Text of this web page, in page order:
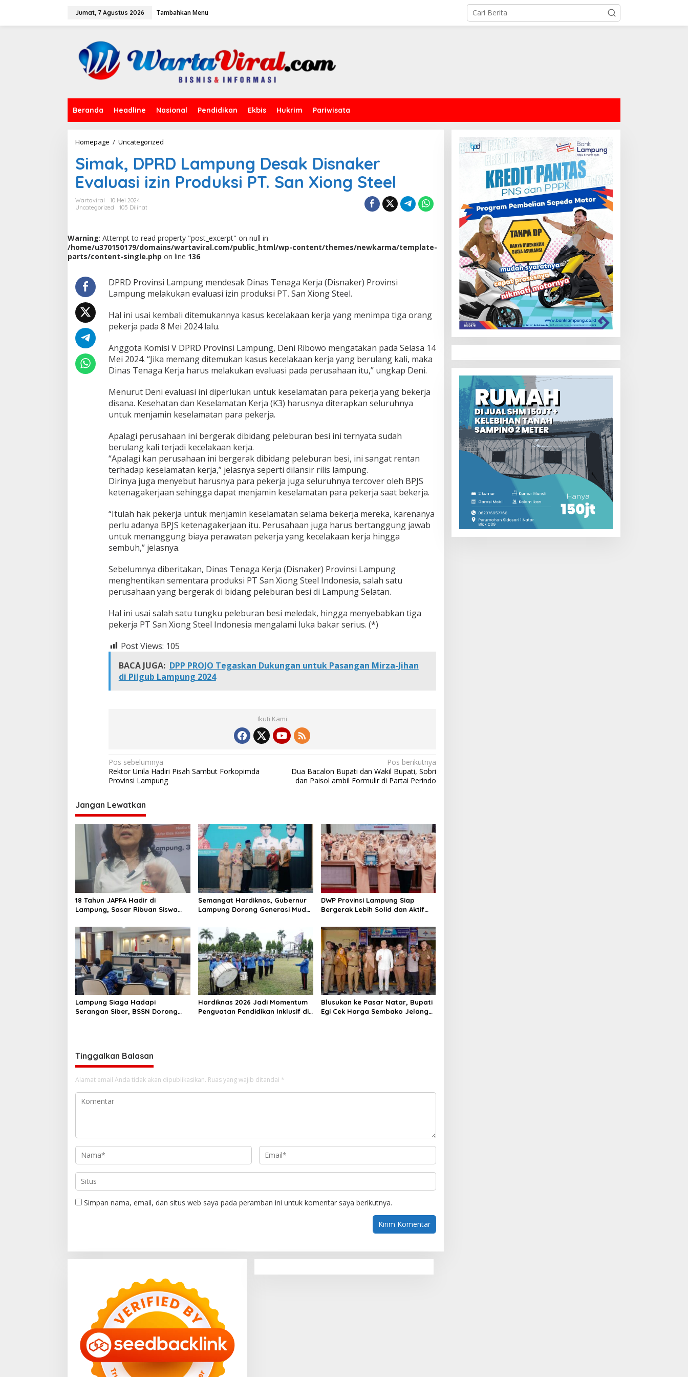
Jumat, 7 Agustus 2026 Tambahkan Menu
Beranda Headline Nasional Pendidikan Ekbis Hukrim Pariwisata
Homepage / Uncategorized
m
a
k
a
m
p
n
g
D
s
a
D
i
s
n
k
e
r
E
a
l
u
a
s
i
i
i
n
P
r
o
u
k
s
i
T
.
S
i
o
Simak, DPRD Lampung Desak Disnaker
Evaluasi izin Produksi PT. San Xiong Steel
Wartaviral
10 Mei 2024
Uncategorized
105 Dilihat
Warning: Attempt to read property "post_excerpt" on null in
/home/u370150179/domains/wartaviral.com/public_html/wp-content/themes/newkarma/template-
parts/content-single.php on line 136
DPRD Provinsi Lampung mendesak Dinas Tenaga Kerja (Disnaker) Provinsi
Lampung melakukan evaluasi izin produksi PT. San Xiong Steel.
Hal ini usai kembali ditemukannya kasus kecelakaan kerja yang menimpa tiga orang
pekerja pada 8 Mei 2024 lalu.
Anggota Komisi V DPRD Provinsi Lampung, Deni Ribowo mengatakan pada Selasa 14
Mei 2024. “Jika memang ditemukan kasus kecelakaan kerja yang berulang kali, maka
Dinas Tenaga Kerja harus melakukan evaluasi pada perusahaan itu,” ungkap Deni.
Menurut Deni evaluasi ini diperlukan untuk keselamatan para pekerja yang bekerja
disana. Kesehatan dan Keselamatan Kerja (K3) harusnya diterapkan seluruhnya
untuk menjamin keselamatan para pekerja.
Apalagi perusahaan ini bergerak dibidang peleburan besi ini ternyata sudah
berulang kali terjadi kecelakaan kerja.
“Apalagi kan perusahaan ini bergerak dibidang peleburan besi, ini sangat rentan
terhadap keselamatan kerja,” jelasnya seperti dilansir rilis lampung.
Dirinya juga menyebut harusnya para pekerja juga seluruhnya tercover oleh BPJS
ketenagakerjaan sehingga dapat menjamin keselamatan para pekerja saat bekerja.
“Itulah hak pekerja untuk menjamin keselamatan selama bekerja mereka, karenanya
perlu adanya BPJS ketenagakerjaan itu. Perusahaan juga harus bertanggung jawab
untuk menanggung biaya perawatan pekerja yang kecelakaan kerja hingga
sembuh,” jelasnya.
Sebelumnya diberitakan, Dinas Tenaga Kerja (Disnaker) Provinsi Lampung
menghentikan sementara produksi PT San Xiong Steel Indonesia, salah satu
perusahaan yang bergerak di bidang peleburan besi di Lampung Selatan.
Hal ini usai salah satu tungku peleburan besi meledak, hingga menyebabkan tiga
pekerja PT San Xiong Steel Indonesia mengalami luka bakar serius. (*)
Post Views: 105
BACA JUGA: DPP PROJO Tegaskan Dukungan untuk Pasangan Mirza-Jihan
di Pilgub Lampung 2024
Ikuti Kami
N
a
i
g
a
i
o
s
Pos sebelumnya
Rektor Unila Hadiri Pisah Sambut Forkopimda
Provinsi Lampung
Pos berikutnya
Dua Bacalon Bupati dan Wakil Bupati, Sobri
dan Paisol ambil Formulir di Partai Perindo
Jangan Lewatkan
18 Tahun JAPFA Hadir di
Lampung, Sasar Ribuan Siswa
Semangat Hardiknas, Gubernur
Lampung Dorong Generasi Muda
DWP Provinsi Lampung Siap
Bergerak Lebih Solid dan Aktif
Daerah
Lampung Siaga Hadapi
Serangan Siber, BSSN Dorong
Hardiknas 2026 Jadi Momentum
Penguatan Pendidikan Inklusif di
Blusukan ke Pasar Natar, Bupati
Egi Cek Harga Sembako Jelang
Tinggalkan Balasan
Alamat email Anda tidak akan dipublikasikan. Ruas yang wajib ditandai *
Simpan nama, email, dan situs web saya pada peramban ini untuk komentar saya berikutnya.